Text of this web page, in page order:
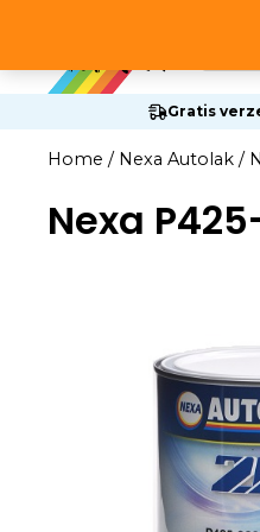
de
Gratis
Home / Nexa Autolak /
Nexa